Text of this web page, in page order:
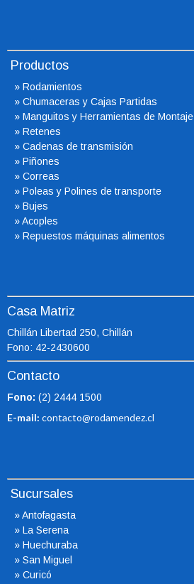
Productos
» Rodamientos
» Chumaceras y Cajas Partidas
» Manguitos y Herramientas de Montaje
» Retenes
» Cadenas de transmisión
» Piñones
» Correas
» Poleas y Polines de transporte
» Bujes
»Acoples
» Repuestos máquinas alimentos
Casa Matriz
Chillán Libertad 250, Chillán
Fono: 42-2430600
Contacto
Fono: (2) 2444 1500
E-mail: contacto@rodamendez.cl
Sucursales
»Antofagasta
» La Serena
» Huechuraba
» San Miguel
» Curicó